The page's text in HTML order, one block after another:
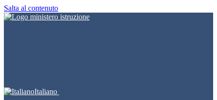
Salta al contenuto
Italiano